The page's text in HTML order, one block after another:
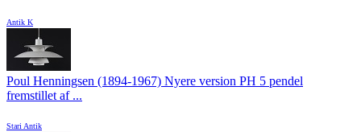
Antik K
Poul Henningsen (1894-1967) Nyere version PH 5 pendel
fremstillet af ...
Stari Antik